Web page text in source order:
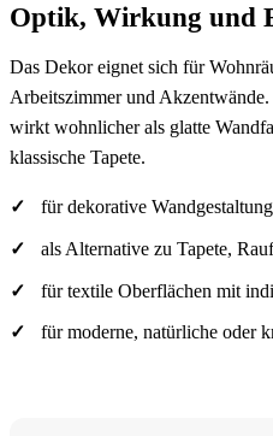
Optik, Wirkung und
Das Dekor eignet sich für
Arbeitszimmer und
wirkt wohnlicher als glatte
klassische Tapete.
für dekorative
als Alternative zu Tapete,
für textile Oberflächen mit
für moderne, natürliche oder